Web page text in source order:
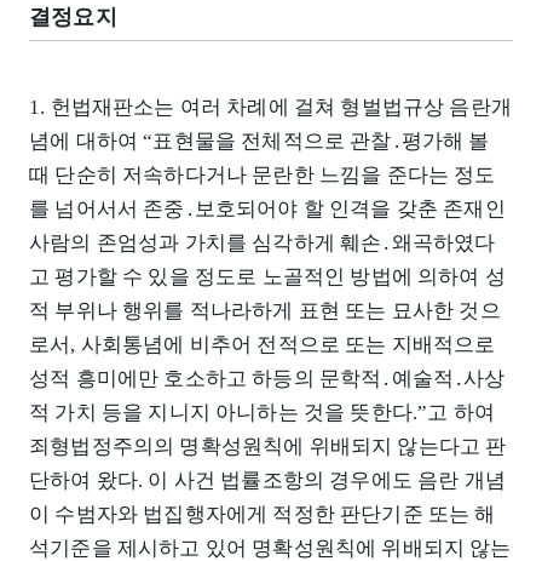
결정요지
1. 헌법재판소는 여러 차례에 걸쳐 형벌법규상 음란개
념에 대하여 “표현물을 전체적으로 관찰․평가해 볼
때 단순히 저속하다거나 문란한 느낌을 준다는 정도
를 넘어서서 존중․보호되어야 할 인격을 갖춘 존재인
사람의 존엄성과 가치를 심각하게 훼손․왜곡하였다
고 평가할 수 있을 정도로 노골적인 방법에 의하여 성
적 부위나 행위를 적나라하게 표현 또는 묘사한 것으
로서, 사회통념에 비추어 전적으로 또는 지배적으로
성적 흥미에만 호소하고 하등의 문학적․예술적․사상
적 가치 등을 지니지 아니하는 것을 뜻한다.”고 하여
죄형법정주의의 명확성원칙에 위배되지 않는다고 판
단하여 왔다. 이 사건 법률조항의 경우에도 음란 개념
이 수범자와 법집행자에게 적정한 판단기준 또는 해
석기준을 제시하고 있어 명확성원칙에 위배되지 않는